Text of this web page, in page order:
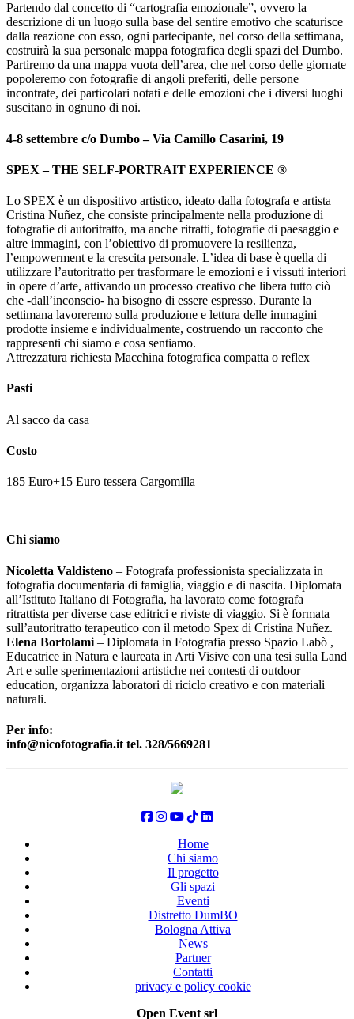
Partendo dal concetto di “cartografia emozionale”, ovvero la
descrizione di un luogo sulla base del sentire emotivo che scaturisce
dalla reazione con esso, ogni partecipante, nel corso della settimana,
costruirà la sua personale mappa fotografica degli spazi del Dumbo.
Partiremo da una mappa vuota dell’area, che nel corso delle giornate
popoleremo con fotografie di angoli preferiti, delle persone
incontrate, dei particolari notati e delle emozioni che i diversi luoghi
suscitano in ognuno di noi.
4-8 settembre c/o Dumbo – Via Camillo Casarini, 19
SPEX – THE SELF-PORTRAIT EXPERIENCE ®
Lo SPEX è un dispositivo artistico, ideato dalla fotografa e artista
Cristina Nuñez, che consiste principalmente nella produzione di
fotografie di autoritratto, ma anche ritratti, fotografie di paesaggio e
altre immagini, con l’obiettivo di promuovere la resilienza,
l’empowerment e la crescita personale. L’idea di base è quella di
utilizzare l’autoritratto per trasformare le emozioni e i vissuti interiori
in opere d’arte, attivando un processo creativo che libera tutto ciò
che -dall’inconscio- ha bisogno di essere espresso. Durante la
settimana lavoreremo sulla produzione e lettura delle immagini
prodotte insieme e individualmente, costruendo un racconto che
rappresenti chi siamo e cosa sentiamo.
Attrezzatura richiesta Macchina fotografica compatta o reflex
Pasti
Al sacco da casa
Costo
185 Euro+15 Euro tessera Cargomilla
Chi siamo
Nicoletta Valdisteno – Fotografa professionista specializzata in
fotografia documentaria di famiglia, viaggio e di nascita. Diplomata
all’Istituto Italiano di Fotografia, ha lavorato come fotografa
ritrattista per diverse case editrici e riviste di viaggio. Si è formata
sull’autoritratto terapeutico con il metodo Spex di Cristina Nuñez.
Elena Bortolami – Diplomata in Fotografia presso Spazio Labò ,
Educatrice in Natura e laureata in Arti Visive con una tesi sulla Land
Art e sulle sperimentazioni artistiche nei contesti di outdoor
education, organizza laboratori di riciclo creativo e con materiali
naturali.
Per info:
info@nicofotografia.it tel. 328/5669281
Home
Chi siamo
Il progetto
Gli spazi
Eventi
Distretto DumBO
Bologna Attiva
News
Partner
Contatti
privacy e policy cookie
Open Event srl